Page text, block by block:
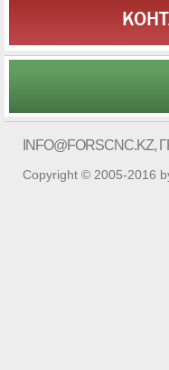
INFO@FORSCNC.KZ,
Copyright © 2005-2016